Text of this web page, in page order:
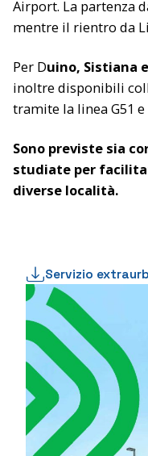
Airport. La partenza
mentre il rientro da
Per Duino, Sistiana
inoltre disponibili
tramite la linea G51
Sono previste sia
studiate per
diverse località.
Servizio